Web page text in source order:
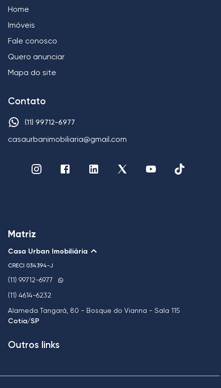
Home
Imóveis
Fale conosco
Quero anunciar
Mapa do site
Contato
(11) 99712-6977
casaurbanimobiliaria@gmail.com
Matriz
Casa Urban Imobiliária
CRECI 034394-J
(11) 99712-6977
(11) 4614-6232
Alameda Tangará, 80 - Bosque do Vianna - Sala 115
Cotia/SP
Outros links